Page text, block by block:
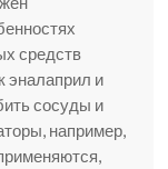
средств
эналаприл и
сосуды и
например,